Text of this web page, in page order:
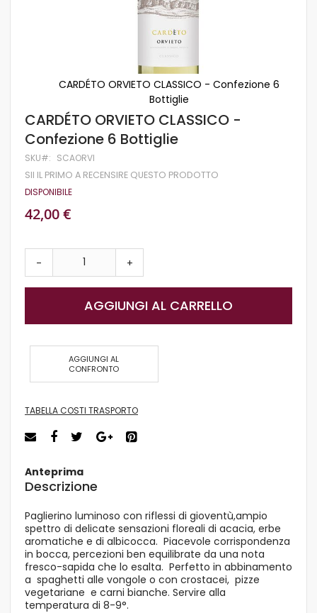
CARDÉTO ORVIETO CLASSICO - Confezione 6
Bottiglie
Vai
all'inizio
della
galleria
immagini
CARDÉTO ORVIETO CLASSICO -
Confezione 6 Bottiglie
SKU
SCAORVI
SII IL PRIMO A RECENSIRE QUESTO PRODOTTO
DISPONIBILE
42,00 €
- +
AGGIUNGI AL CARRELLO
AGGIUNGI AL
CONFRONTO
TABELLA COSTI TRASPORTO
Anteprima
Descrizione
Paglierino luminoso con riflessi di gioventù,ampio
spettro di delicate sensazioni floreali di acacia, erbe
aromatiche e di albicocca. Piacevole corrispondenza
in bocca, percezioni ben equilibrate da una nota
fresco-sapida che lo esalta. Perfetto in abbinamento
a spaghetti alle vongole o con crostacei, pizze
vegetariane e carni bianche. Servire alla
temperatura di 8-9°.